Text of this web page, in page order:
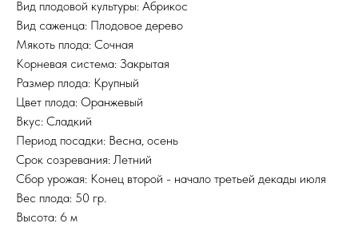
Вид плодовой культуры: Абрикос
Вид саженца: Плодовое дерево
Мякоть плода: Сочная
Корневая система: Закрытая
Размер плода: Крупный
Цвет плода: Оранжевый
Вкус: Сладкий
Период посадки: Весна, осень
Срок созревания: Летний
Сбор урожая: Конец второй - начало третьей декады июля
Вес плода: 50 гр.
Высота: 6 м